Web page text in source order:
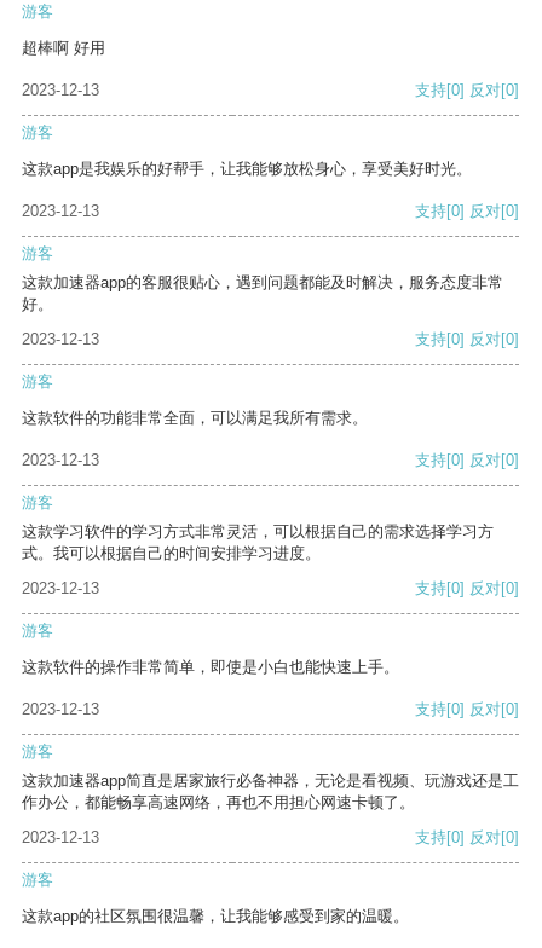
游客
超棒啊 好用
2023-12-13 支持[0] 反对[0]
游客
这款app是我娱乐的好帮手，让我能够放松身心，享受美好时光。
2023-12-13 支持[0] 反对[0]
游客
这款加速器app的客服很贴心，遇到问题都能及时解决，服务态度非常
好。
2023-12-13
支持[0] 反对[0]
游客
这款软件的功能非常全面，可以满足我所有需求。
2023-12-13 支持[0] 反对[0]
游客
这款学习软件的学习方式非常灵活，可以根据自己的需求选择学习方
式。我可以根据自己的时间安排学习进度。
2023-12-13
支持[0] 反对[0]
游客
这款软件的操作非常简单，即使是小白也能快速上手。
2023-12-13 支持[0] 反对[0]
游客
这款加速器app简直是居家旅行必备神器，无论是看视频、玩游戏还是工
作办公，都能畅享高速网络，再也不用担心网速卡顿了。
2023-12-13
支持[0] 反对[0]
游客
这款app的社区氛围很温馨，让我能够感受到家的温暖。